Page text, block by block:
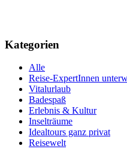
Kategorien
Alle
Reise-ExpertInnen
Vitalurlaub
Badespaß
Erlebnis & Kultur
Inselträume
Idealtours ganz privat
Reisewelt